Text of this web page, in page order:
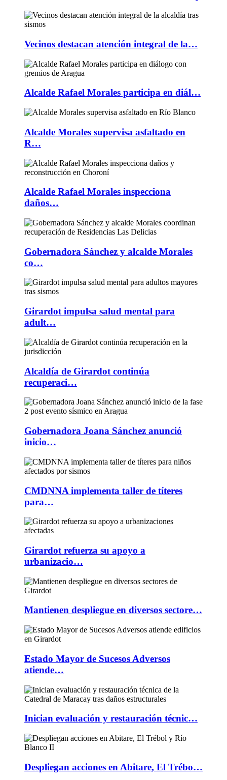
Vecinos destacan atención integral de la…
Alcalde Rafael Morales participa en diál…
Alcalde Morales supervisa asfaltado en
R…
Alcalde Rafael Morales inspecciona
daños…
Gobernadora Sánchez y alcalde Morales
co…
Girardot impulsa salud mental para
adult…
Alcaldía de Girardot continúa
recuperaci…
Gobernadora Joana Sánchez anunció
inicio…
CMDNNA implementa taller de títeres
para…
Girardot refuerza su apoyo a
urbanizacio…
Mantienen despliegue en diversos sectore…
Estado Mayor de Sucesos Adversos
atiende…
Inician evaluación y restauración técnic…
Despliegan acciones en Abitare, El Trébo…